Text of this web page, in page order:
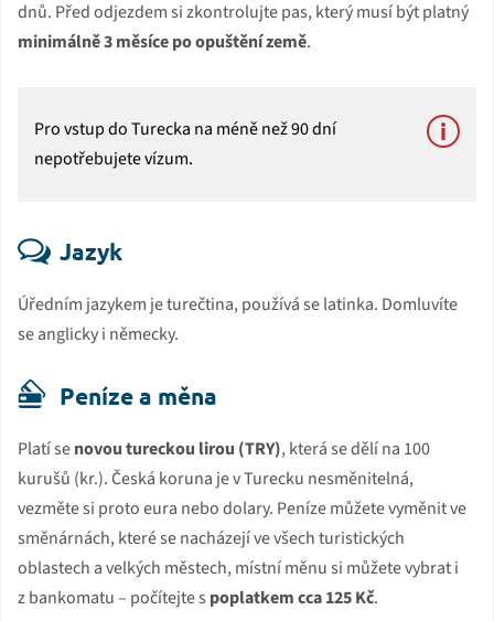
dnů. Před odjezdem si zkontrolujte pas, který musí být platný
minimálně 3 měsíce po opuštění země.
Pro vstup do Turecka na méně než 90 dní
nepotřebujete vízum.
Jazyk
Úředním jazykem je turečtina, používá se latinka. Domluvíte
se anglicky i německy.
Peníze a měna
Platí senovou tureckou lirou (TRY), která se dělí na 100
kurušů (kr.). Česká koruna je v Turecku nesměnitelná,
vezměte si proto eura nebo dolary. Peníze můžete vyměnit ve
směnárnách, které se nacházejí ve všech turistických
oblastech a velkých městech, místní měnu si můžete vybrat i
z bankomatu – počítejte s poplatkem cca 125 Kč.